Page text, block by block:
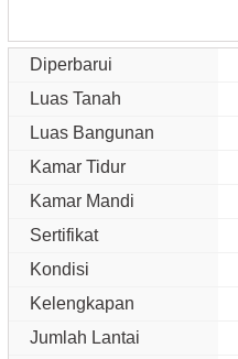
Diperbarui
Luas Tanah
Luas Bangunan
Kamar Tidur
Kamar Mandi
Sertifikat
Kondisi
Kelengkapan
Jumlah Lantai